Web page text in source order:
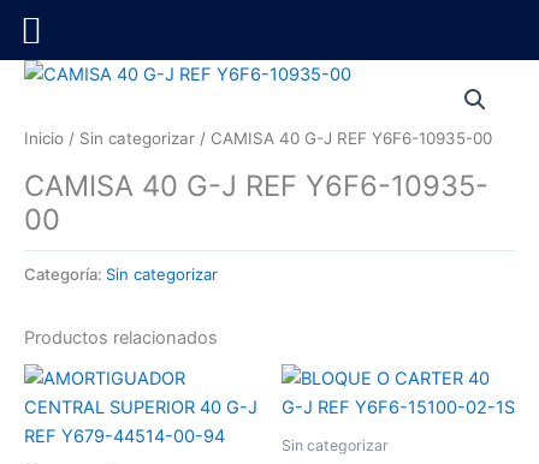
contenido
Inicio / Sin categorizar / CAMISA 40 G-J REF Y6F6-10935-00
CAMISA 40 G-J REF Y6F6-10935-
00
Categoría: Sin categorizar
Productos relacionados
Sin categorizar